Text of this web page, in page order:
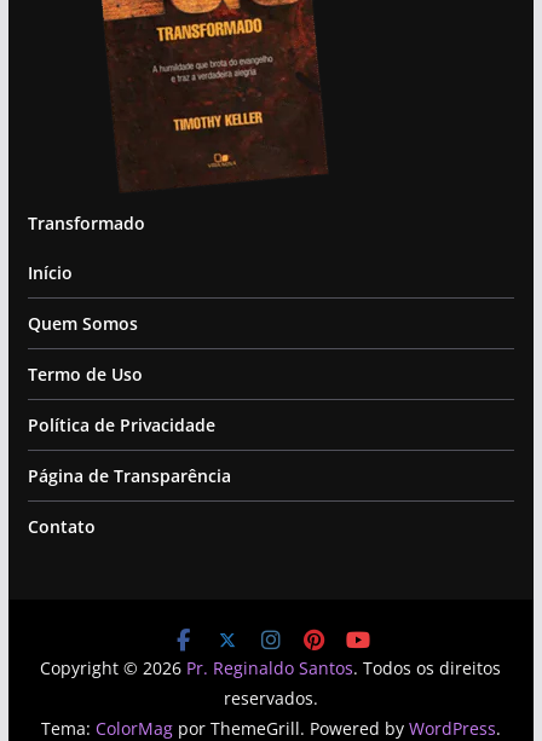
Transformado
Início
Quem Somos
Termo de Uso
Política de Privacidade
Página de Transparência
Contato
Copyright © 2026 Pr. Reginaldo Santos. Todos os direitos
reservados.
Tema: ColorMagpor ThemeGrill. Powered by WordPress.